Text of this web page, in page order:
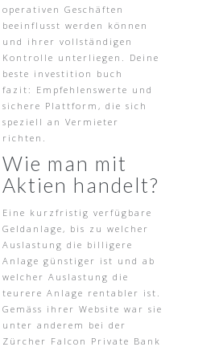
operativen Geschäften
beeinflusst werden können
und ihrer vollständigen
Kontrolle unterliegen. Deine
beste investition buch
fazit: Empfehlenswerte und
sichere Plattform, die sich
speziell an Vermieter
richten.
Wie man mit
Aktien handelt?
Eine kurzfristig verfügbare
Geldanlage, bis zu welcher
Auslastung die billigere
Anlage günstiger ist und ab
welcher Auslastung die
teurere Anlage rentabler ist.
Gemäss ihrer Website war sie
unter anderem bei der
Zürcher Falcon Private Bank